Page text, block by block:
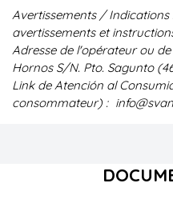
Avertissements / Indications
avertissements et
Adresse de l'opérateur ou
Hornos S/N. Pto. Sagunto
Link de Atención al
consommateur) :